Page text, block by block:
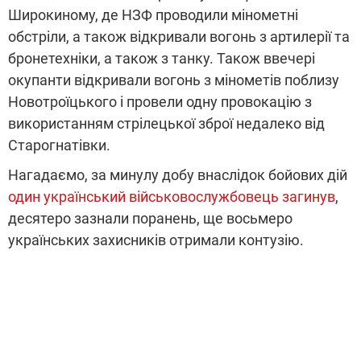
Широкиному, де НЗФ проводили мінометні
обстріли, а також відкривали вогонь з артилерії та
бронетехніки, а також з танку. Також ввечері
окупанти відкривали вогонь з мінометів поблизу
Новотроїцького і провели одну провокацію з
використанням стрілецької зброї недалеко від
Старогнатівки.
Нагадаємо, за минулу добу внаслідок бойових дій
один український військовослужбовець загинув,
десятеро зазнали поранень, ще восьмеро
українських захисників отримали контузію.